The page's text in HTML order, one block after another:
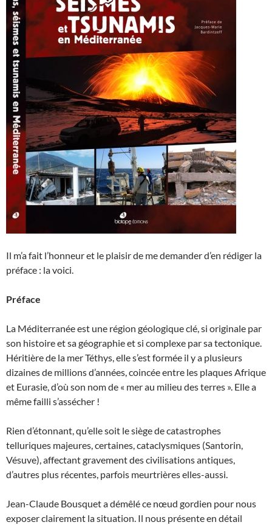
Il m’a fait l’honneur et le plaisir de me demander d’en rédiger la
préface : la voici.
Préface
La Méditerranée est une région géologique clé, si originale par
son histoire et sa géographie et si complexe par sa tectonique.
Héritière de la mer Téthys, elle s’est formée il y a plusieurs
dizaines de millions d’années, coincée entre les plaques Afrique
et Eurasie, d’où son nom de « mer au milieu des terres ». Elle a
même failli s’assécher !
Rien d’étonnant, qu’elle soit le siège de catastrophes
telluriques majeures, certaines, cataclysmiques (Santorin,
Vésuve), affectant gravement des civilisations antiques,
d’autres plus récentes, parfois meurtrières elles-aussi.
Jean-Claude Bousquet a démêlé ce nœud gordien pour nous
exposer clairement la situation. Il nous présente en détail